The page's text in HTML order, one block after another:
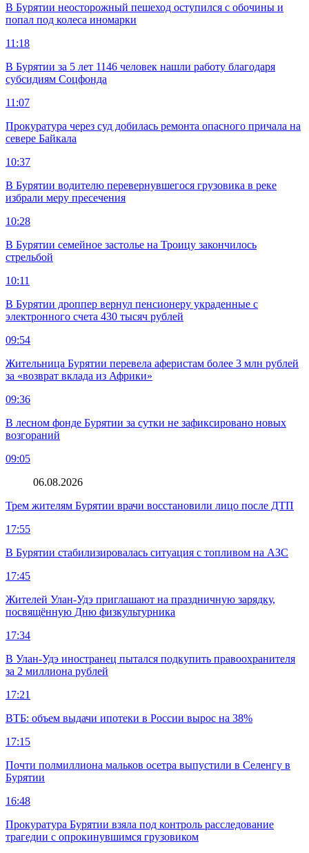
В Бурятии неосторожный пешеход оступился с обочины и
попал под колеса иномарки
11:18
В Бурятии за 5 лет 1146 человек нашли работу благодаря
субсидиям Соцфонда
11:07
Прокуратура через суд добилась ремонта опасного причала на
севере Байкала
10:37
В Бурятии водителю перевернувшегося грузовика в реке
избрали меру пресечения
10:28
В Бурятии семейное застолье на Троицу закончилось
стрельбой
10:11
В Бурятии дроппер вернул пенсионеру украденные с
электронного счета 430 тысяч рублей
09:54
Жительница Бурятии перевела аферистам более 3 млн рублей
за «возврат вклада из Африки»
09:36
В лесном фонде Бурятии за сутки не зафиксировано новых
возгораний
09:05
06.08.2026
Трем жителям Бурятии врачи восстановили лицо после ДТП
17:55
В Бурятии стабилизировалась ситуация с топливом на АЗС
17:45
Жителей Улан-Удэ приглашают на праздничную зарядку,
посвящённую Дню физкультурника
17:34
В Улан-Удэ иностранец пытался подкупить правоохранителя
за 2 миллиона рублей
17:21
ВТБ: объем выдачи ипотеки в России вырос на 38%
17:15
Почти полмиллиона мальков осетра выпустили в Селенгу в
Бурятии
16:48
Прокуратура Бурятии взяла под контроль расследование
трагедии с опрокинувшимся грузовиком